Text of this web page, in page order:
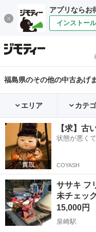
アプリならお
インストール
福島県のその他の中古あげ
エリア カテ
【求】古
状態が悪く
COYASH
ササキ フ
未チェッ
15,000円
泉崎駅